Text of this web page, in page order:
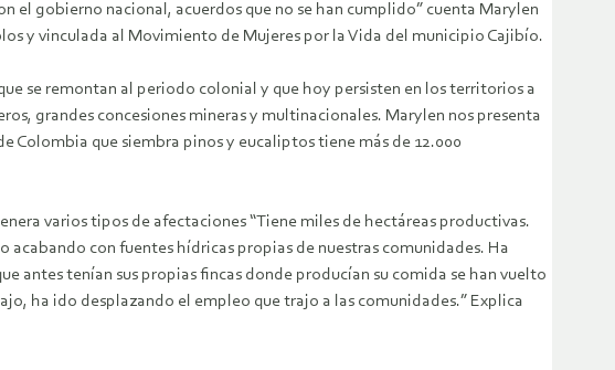
el gobierno nacional, acuerdos que no se han cumplido” cuenta Marylen
y vinculada al Movimiento de Mujeres por la Vida del municipio Cajibío.
se remontan al periodo colonial y que hoy persisten en los territorios a
grandes concesiones mineras y multinacionales. Marylen nos presenta
Colombia que siembra pinos y eucaliptos tiene más de 12.000
varios tipos de afectaciones “Tiene miles de hectáreas productivas.
con fuentes hídricas propias de nuestras comunidades. Ha
antes tenían sus propias fincas donde producían su comida se han vuelto
ha ido desplazando el empleo que trajo a las comunidades.” Explica